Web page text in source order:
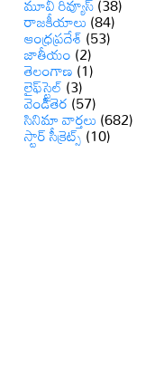
రాజకీయాలు(84)
ఆంధ్రప్రదేశ్(53)
జాతీయం(2)
తెలంగాణ(1)
లైఫ్‌స్టైల్(3)
వెండితెర(57)
సినిమా వార్తలు(682)
స్టార్ సీక్రెట్స్(10)